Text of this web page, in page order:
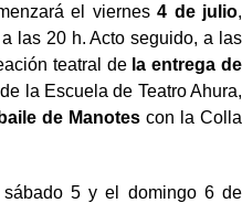
el viernes4 de julio,
las 20 h. Acto seguido, a las
teatral de la entrega de
la Escuela de Teatro Ahura,
baile de Manotescon la Colla
sábado 5 y el domingo 6 de